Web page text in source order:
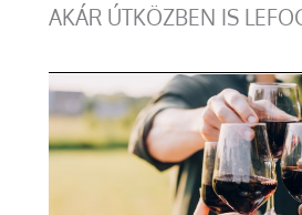
AKÁR ÚTKÖZBEN IS